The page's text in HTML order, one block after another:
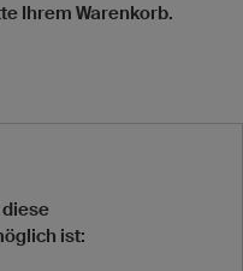
Ihrem Warenkorb.
ist: